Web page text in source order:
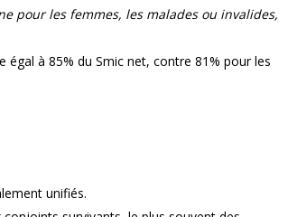
pour les femmes, les malades ou invalides,
à 85% du Smic net, contre 81% pour les
unifiés.